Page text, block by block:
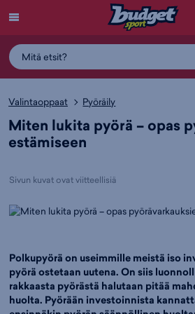
Valintaoppaat Pyöräily
Miten lukita pyörä – opas
estämiseen
Sivun kuvat ovat viitteellisiä
Polkupyörä on useimmille meistä iso
pyörä ostetaan uutena. On siis
rakkaasta pyörästä halutaan pitää
huolta. Pyörään investoinnista